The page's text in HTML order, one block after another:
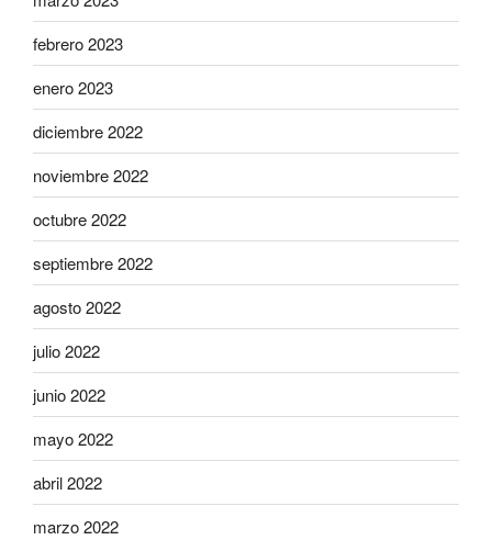
febrero 2023
enero 2023
diciembre 2022
noviembre 2022
octubre 2022
septiembre 2022
agosto 2022
julio 2022
junio 2022
mayo 2022
abril 2022
marzo 2022